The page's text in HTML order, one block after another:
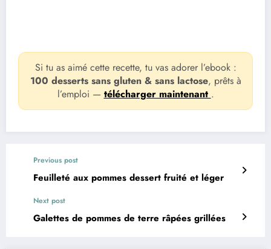
Si tu as aimé cette recette, tu vas adorer l’ebook :
100 desserts sans gluten & sans lactose, prêts à
l’emploi — télécharger maintenant .
Previous post
Feuilleté aux pommes dessert fruité et léger
Next post
Galettes de pommes de terre râpées grillées